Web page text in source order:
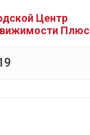
Центр
Плюс